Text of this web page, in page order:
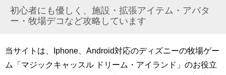
初心者にも優しく、施設・拡張アイテム・アバタ
ー・牧場デコなど攻略しています
当サイトは、Iphone、Android対応のディズニーの牧場ゲー
ム「マジックキャッスル ドリーム・アイランド」のお役立